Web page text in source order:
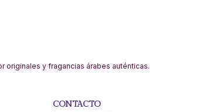
originales y fragancias árabes auténticas.
CONTACTO